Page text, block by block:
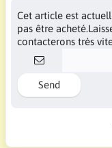
Cet article est
pas être
contacterons très
Send